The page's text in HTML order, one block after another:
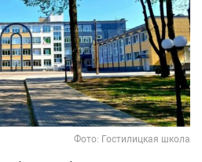
Фото: Гостилицкая школа